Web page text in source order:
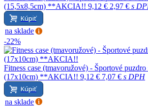
(15,5x8,5cm) **AKCIA!! 9,12 € 2,97 € s
Kúpiť
na sklade
-22%
Fitness case (tmavoružové) - Športové
(17x10cm) **AKCIA!! 9,12 € 7,07 € s DPH
Kúpiť
na sklade